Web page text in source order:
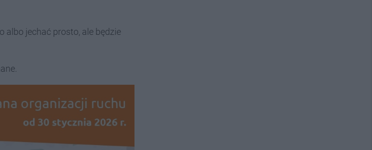
albo jechać prosto, ale będzie